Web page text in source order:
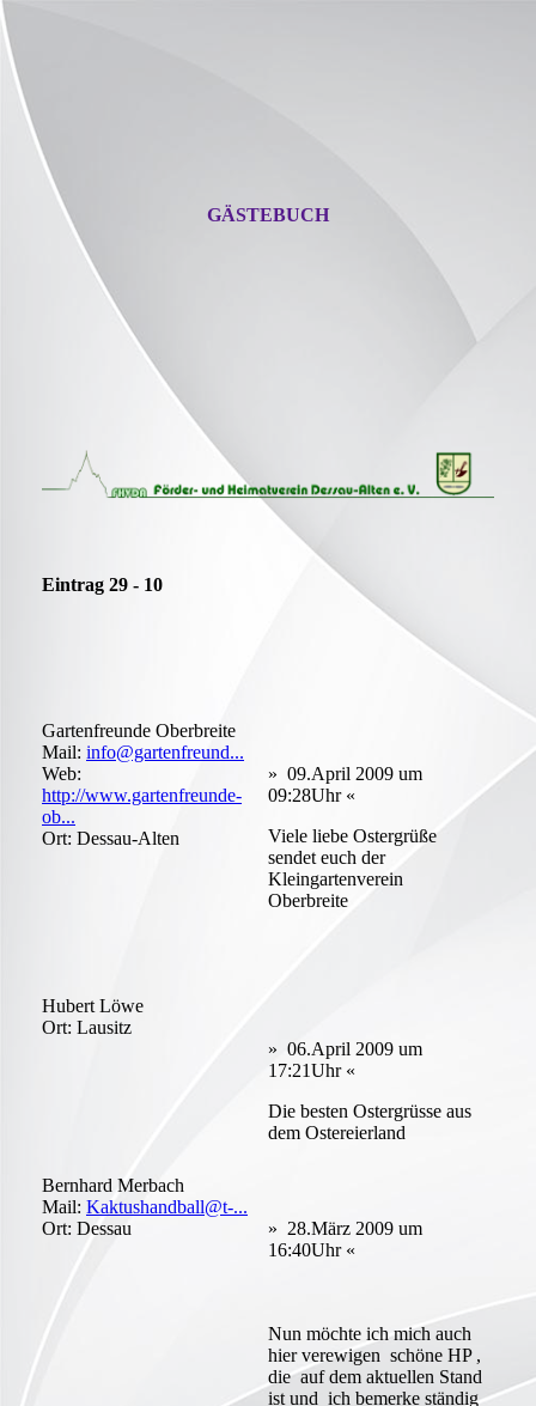
GÄSTEBUCH
Eintrag 29 - 10
Gartenfreunde Oberbreite
Mail: info@gartenfreund...
Web:
http://www.gartenfreunde-
ob...
Ort: Dessau-Alten
» 09.April 2009 um
09:28Uhr «
Viele liebe Ostergrüße
sendet euch der
Kleingartenverein
Oberbreite
Hubert Löwe
Ort: Lausitz
» 06.April 2009 um
17:21Uhr «
Die besten Ostergrüsse aus
dem Ostereierland
Bernhard Merbach
Mail: Kaktushandball@t-...
Ort: Dessau
» 28.März 2009 um
16:40Uhr «
Nun möchte ich mich auch
hier verewigen schöne HP ,
die auf dem aktuellen Stand
ist und ich bemerke ständig